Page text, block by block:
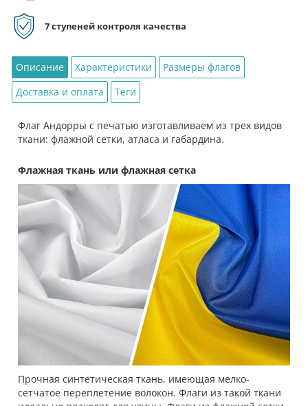
7 ступеней контроля качества
Описание Характеристики
Размеры флагов
Доставка и оплата
Теги
Флаг Андорры с печатью изготавливаем из трех видов
ткани: флажной сетки, атласа и габардина.
Флажная ткань или флажная сетка
Прочная синтетическая ткань, имеющая мелко-
сетчатое переплетение волокон. Флаги из такой ткани